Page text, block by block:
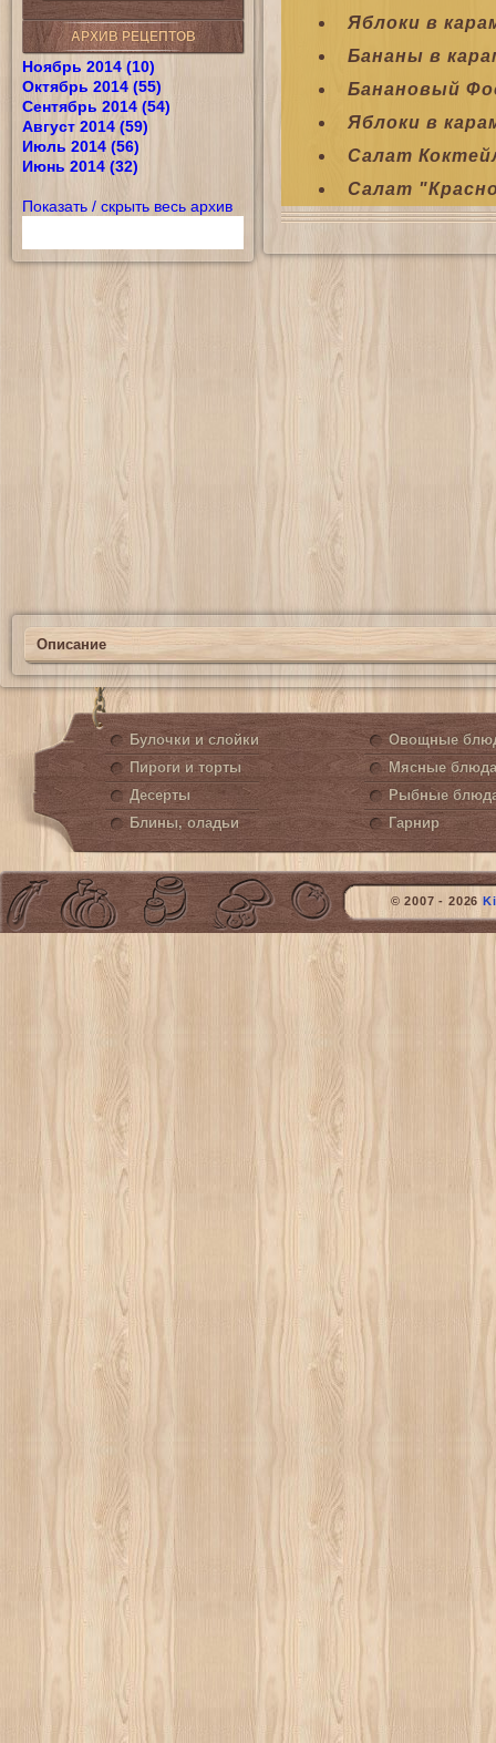
АРХИВ РЕЦЕПТОВ
Ноябрь 2014 (10)
Октябрь 2014 (55)
Сентябрь 2014 (54)
Август 2014 (59)
Июль 2014 (56)
Июнь 2014 (32)
Показать / скрыть весь архив
Яблоки в
Бананы в
Банановый
Яблоки в
Салат
Салат
Описание
Булочки и слойки
Пироги и торты
Десерты
Блины, оладьи
Овощные
Мясные блюда
Рыбные
Гарнир
© 2007 - 2026